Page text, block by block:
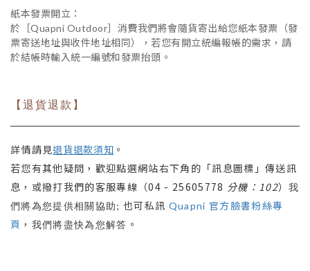
紙本發票開立：
於［Quapni Outdoor］消費我們將會隨貨寄出給您紙本發票（發
票寄送地址與收件地址相同），若您有開立統編報帳的需求，請
於結帳時輸入統一編號和發票抬頭。
【退貨退款】
詳情請見退貨退款須知 。
若您有其他疑問，歡迎點選網站右下角的「訊息圖標」傳送訊
息，或撥打我們的客服專線（04 - 25605778 分機：102）我
們將為您提供相關協助; 也可私訊 Quapni 官方臉書粉絲專
頁 ， 我們將盡快為您解答 。